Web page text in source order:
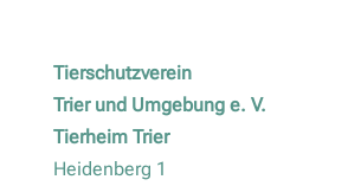
Tierschutzverein
Trier und Umgebung e. V.
Tierheim Trier
Heidenberg 1